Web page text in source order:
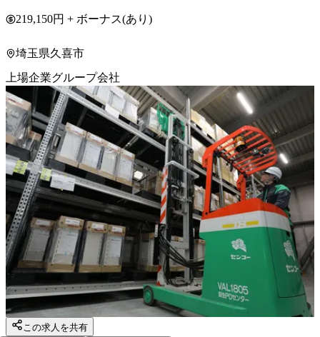
219,150円 + ボーナス(あり)
埼玉県久喜市
上場企業グループ会社
この求人を共有